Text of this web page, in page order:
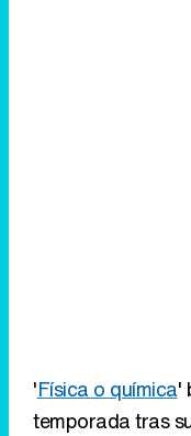
'Física o química'
temporada tras